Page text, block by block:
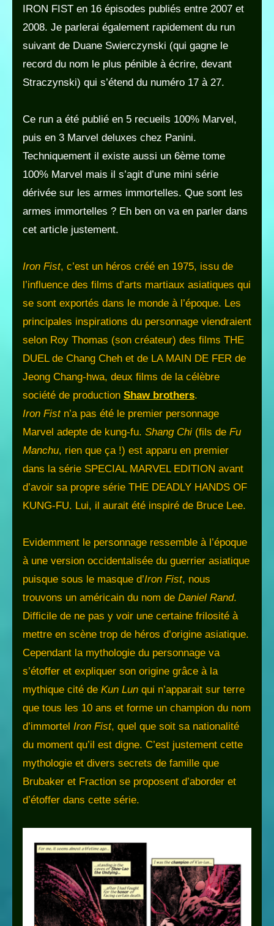
IRON FIST en 16 épisodes publiés entre 2007 et
2008. Je parlerai également rapidement du run
suivant de Duane Swierczynski (qui gagne le
record du nom le plus pénible à écrire, devant
Straczynski) qui s’étend du numéro 17 à 27.
Ce run a été publié en 5 recueils 100% Marvel,
puis en 3 Marvel deluxes chez Panini.
Techniquement il existe aussi un 6ème tome
100% Marvel mais il s’agit d’une mini série
dérivée sur les armes immortelles. Que sont les
armes immortelles ? Eh ben on va en parler dans
cet article justement.
Iron Fist, c’est un héros créé en 1975, issu de
l’influence des films d’arts martiaux asiatiques qui
se sont exportés dans le monde à l’époque. Les
principales inspirations du personnage viendraient
selon Roy Thomas (son créateur) des films THE
DUEL de Chang Cheh et de LA MAIN DE FER de
Jeong Chang-hwa, deux films de la célèbre
société de production Shaw brothers.
Iron Fistn’a pas été le premier personnage
Marvel adepte de kung-fu. Shang Chi (fils de Fu
Manchu, rien que ça !) est apparu en premier
dans la série SPECIAL MARVEL EDITION avant
d’avoir sa propre série THE DEADLY HANDS OF
KUNG-FU. Lui, il aurait été inspiré de Bruce Lee.
Evidemment le personnage ressemble à l’époque
à une version occidentalisée du guerrier asiatique
puisque sous le masque d’Iron Fist, nous
trouvons un américain du nom de Daniel Rand.
Difficile de ne pas y voir une certaine frilosité à
mettre en scène trop de héros d’origine asiatique.
Cependant la mythologie du personnage va
s’étoffer et expliquer son origine grâce à la
mythique cité de Kun Lun qui n’apparait sur terre
que tous les 10 ans et forme un champion du nom
d’immortel Iron Fist, quel que soit sa nationalité
du moment qu’il est digne. C’est justement cette
mythologie et divers secrets de famille que
Brubaker et Fraction se proposent d’aborder et
d’étoffer dans cette série.